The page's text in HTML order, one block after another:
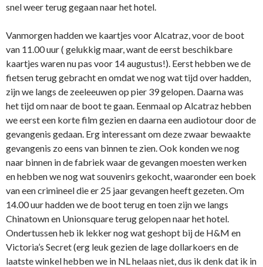
snel weer terug gegaan naar het hotel.
Vanmorgen hadden we kaartjes voor Alcatraz, voor de boot
van 11.00 uur ( gelukkig maar, want de eerst beschikbare
kaartjes waren nu pas voor 14 augustus!). Eerst hebben we de
fietsen terug gebracht en omdat we nog wat tijd over hadden,
zijn we langs de zeeleeuwen op pier 39 gelopen. Daarna was
het tijd om naar de boot te gaan. Eenmaal op Alcatraz hebben
we eerst een korte film gezien en daarna een audiotour door de
gevangenis gedaan. Erg interessant om deze zwaar bewaakte
gevangenis zo eens van binnen te zien. Ook konden we nog
naar binnen in de fabriek waar de gevangen moesten werken
en hebben we nog wat souvenirs gekocht, waaronder een boek
van een crimineel die er 25 jaar gevangen heeft gezeten. Om
14.00 uur hadden we de boot terug en toen zijn we langs
Chinatown en Unionsquare terug gelopen naar het hotel.
Ondertussen heb ik lekker nog wat geshopt bij de H&M en
Victoria’s Secret (erg leuk gezien de lage dollarkoers en de
laatste winkel hebben we in NL helaas niet, dus ik denk dat ik in